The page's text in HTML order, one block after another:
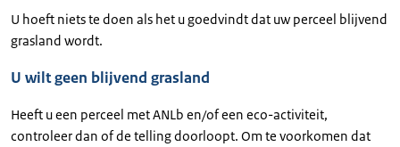
U hoeft niets te doen als het u goedvindt dat uw perceel blijvend
grasland wordt.
U wilt geen blijvend grasland
Heeft u een perceel met ANLb en/of een eco-activiteit,
controleer dan of de telling doorloopt. Om te voorkomen dat